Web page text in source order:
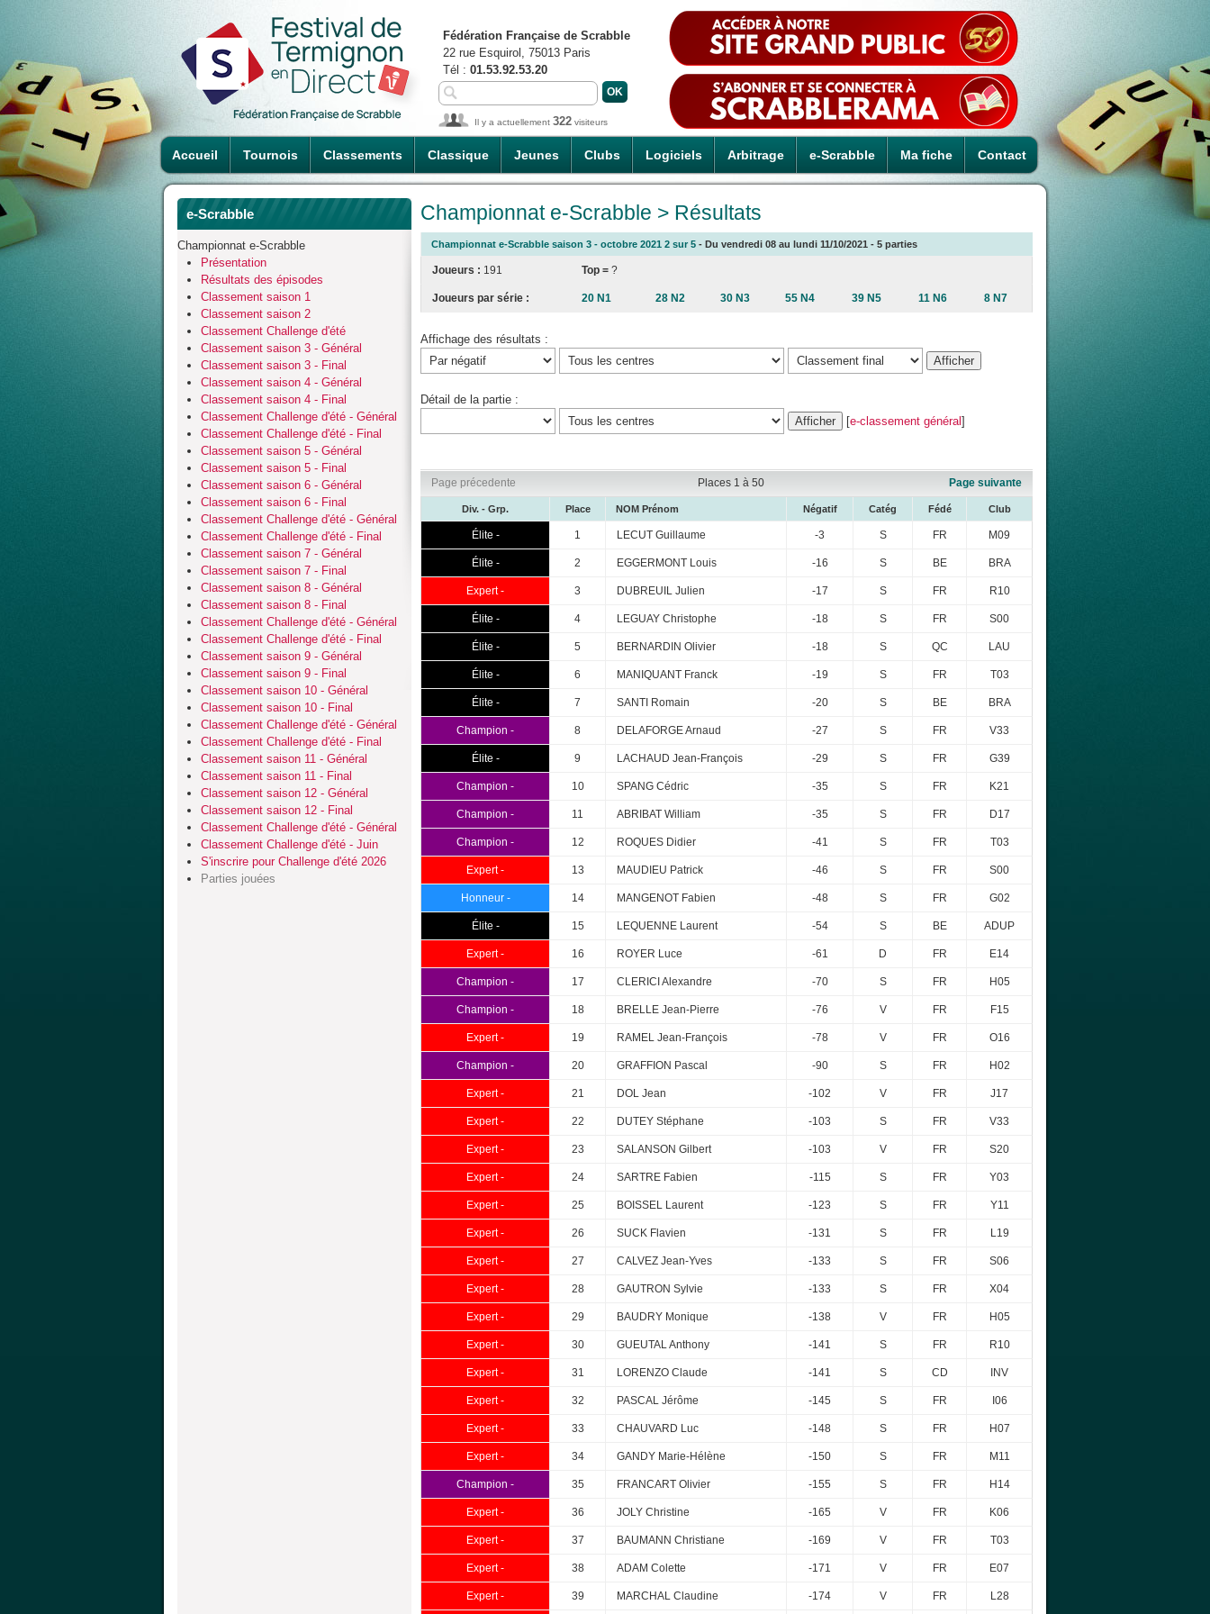
Accueil Tournois Classements Classique Jeunes Clubs Logiciels Arbitrage e-Scrabble Ma fiche Contact
Fédération Française de Scrabble
22 rue Esquirol, 75013 Paris
Tél : 01.53.92.53.20
Il y a actuellement 322 visiteurs
e-Scrabble
Championnat e-Scrabble
Présentation
Résultats des épisodes
Classement saison 1
Classement saison 2
Classement Challenge d'été
Classement saison 3 - Général
Classement saison 3 - Final
Classement saison 4 - Général
Classement saison 4 - Final
Classement Challenge d'été - Général
Classement Challenge d'été - Final
Classement saison 5 - Général
Classement saison 5 - Final
Classement saison 6 - Général
Classement saison 6 - Final
Classement Challenge d'été - Général
Classement Challenge d'été - Final
Classement saison 7 - Général
Classement saison 7 - Final
Classement saison 8 - Général
Classement saison 8 - Final
Classement Challenge d'été - Général
Classement Challenge d'été - Final
Classement saison 9 - Général
Classement saison 9 - Final
Classement saison 10 - Général
Classement saison 10 - Final
Classement Challenge d'été - Général
Classement Challenge d'été - Final
Classement saison 11 - Général
Classement saison 11 - Final
Classement saison 12 - Général
Classement saison 12 - Final
Classement Challenge d'été - Général
Classement Challenge d'été - Juin
S'inscrire pour Challenge d'été 2026
Parties jouées
Championnat e-Scrabble > Résultats
Championnat e-Scrabble saison 3 - octobre 2021 2 sur 5 - Du vendredi 08 au lundi 11/10/2021 - 5 parties
Joueurs : 191 Top = ?
Joueurs par série : 20 N1 28 N2 30 N3 55 N4 39 N5 11 N6 8 N7
Affichage des résultats :
Détail de la partie :
[e-classement général]
Page précedente Places 1 à 50 Page suivante
Div. - Grp. Place NOM Prénom Négatif Catég Fédé Club
Élite - 1 LECUT Guillaume -3 S FR M09
Élite - 2 EGGERMONT Louis -16 S BE BRA
Expert - 3 DUBREUIL Julien -17 S FR R10
Élite - 4 LEGUAY Christophe -18 S FR S00
Élite - 5 BERNARDIN Olivier -18 S QC LAU
Élite - 6 MANIQUANT Franck -19 S FR T03
Élite - 7 SANTI Romain -20 S BE BRA
Champion - 8 DELAFORGE Arnaud -27 S FR V33
Élite - 9 LACHAUD Jean-François -29 S FR G39
Champion - 10 SPANG Cédric -35 S FR K21
Champion - 11 ABRIBAT William -35 S FR D17
Champion - 12 ROQUES Didier -41 S FR T03
Expert - 13 MAUDIEU Patrick -46 S FR S00
Honneur - 14 MANGENOT Fabien -48 S FR G02
Élite - 15 LEQUENNE Laurent -54 S BE ADUP
Expert - 16 ROYER Luce -61 D FR E14
Champion - 17 CLERICI Alexandre -70 S FR H05
Champion - 18 BRELLE Jean-Pierre -76 V FR F15
Expert - 19 RAMEL Jean-François -78 V FR O16
Champion - 20 GRAFFION Pascal -90 S FR H02
Expert - 21 DOL Jean -102 V FR J17
Expert - 22 DUTEY Stéphane -103 S FR V33
Expert - 23 SALANSON Gilbert -103 V FR S20
Expert - 24 SARTRE Fabien -115 S FR Y03
Expert - 25 BOISSEL Laurent -123 S FR Y11
Expert - 26 SUCK Flavien -131 S FR L19
Expert - 27 CALVEZ Jean-Yves -133 S FR S06
Expert - 28 GAUTRON Sylvie -133 S FR X04
Expert - 29 BAUDRY Monique -138 V FR H05
Expert - 30 GUEUTAL Anthony -141 S FR R10
Expert - 31 LORENZO Claude -141 S CD INV
Expert - 32 PASCAL Jérôme -145 S FR I06
Expert - 33 CHAUVARD Luc -148 S FR H07
Expert - 34 GANDY Marie-Hélène -150 S FR M11
Champion - 35 FRANCART Olivier -155 S FR H14
Expert - 36 JOLY Christine -165 V FR K06
Expert - 37 BAUMANN Christiane -169 V FR T03
Expert - 38 ADAM Colette -171 V FR E07
Expert - 39 MARCHAL Claudine -174 V FR L28